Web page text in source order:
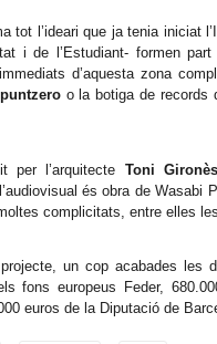
tot l’ideari que ja tenia iniciat
i de l’Estudiant- formen
d’aquesta zona
o la botiga de records
per l’arquitecte Toni Gironès
és obra de Wasabi
complicitats, entre elles
un cop acabades les
fons europeus Feder,
euros de la Diputació de